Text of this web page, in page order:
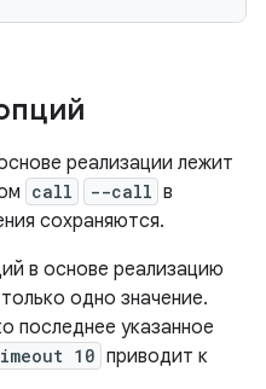
реализации лежит
call --call в
сохраняются.
в основе реализацию
одно значение.
последнее указанное
10 приводит к